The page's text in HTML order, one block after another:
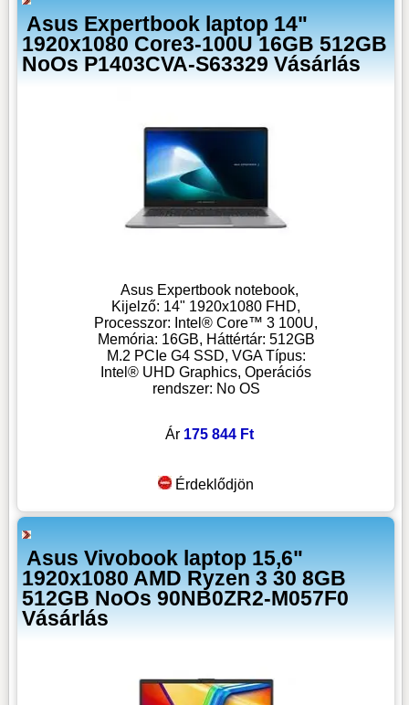
Asus Expertbook laptop 14"
1920x1080 Core3-100U 16GB 512GB
NoOs P1403CVA-S63329 Vásárlás
Asus Expertbook notebook,
Kijelző: 14" 1920x1080 FHD,
Processzor: Intel® Core™ 3 100U,
Memória: 16GB, Háttértár: 512GB
M.2 PCIe G4 SSD, VGA Típus:
Intel® UHD Graphics, Operációs
rendszer: No OS
Ár 175 844 Ft
Érdeklődjön
Asus Vivobook laptop 15,6"
1920x1080 AMD Ryzen 3 30 8GB
512GB NoOs 90NB0ZR2-M057F0
Vásárlás